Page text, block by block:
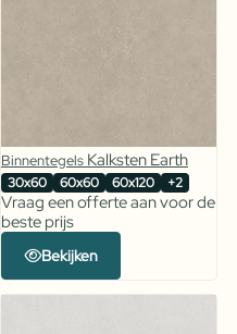
Binnentegels Kalksten Earth
30x60 60x60 60x120 +2
Vraag een offerte aan voor de
beste prijs
Bekijken